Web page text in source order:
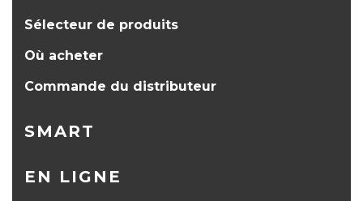
Sélecteur de produits
Où acheter
Commande du distributeur
SMART
EN LIGNE